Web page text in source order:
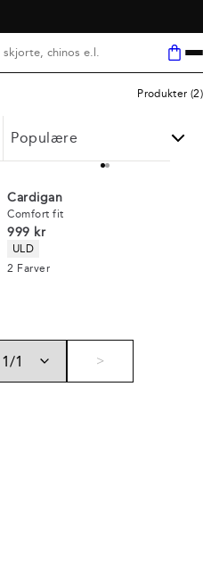
Produkter (2)
Cardigan
Comfort fit
I alt (inkl. rabat)
999 kr
Produkt egenskaber
ULD
2 Farver